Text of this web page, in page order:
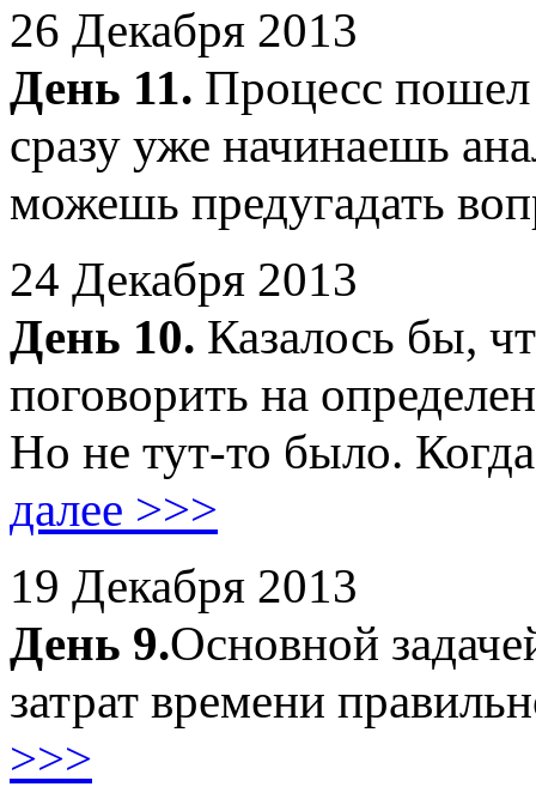
26 Декабря 2013
День 11. Процесс
сразу уже начинаешь
можешь предугадать
24 Декабря 2013
День 10. Казалось бы,
поговорить на
Но не тут-то было.
далее >>>
19 Декабря 2013
День 9.Основной
затрат времени
>>>